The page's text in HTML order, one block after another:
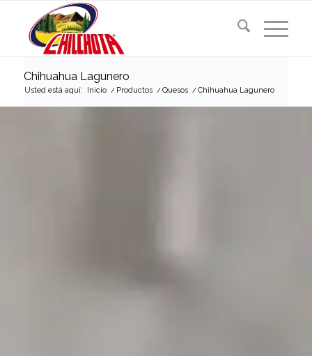
Chihuahua Lagunero
Usted está aquí: Inicio / Productos / Quesos / Chihuahua Lagunero